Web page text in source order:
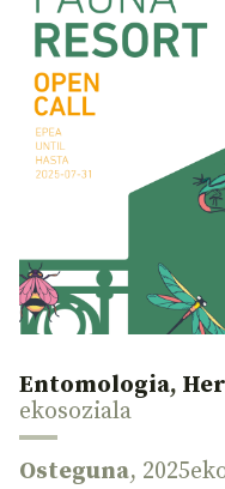
Entomologia,
ekosoziala
Osteguna,